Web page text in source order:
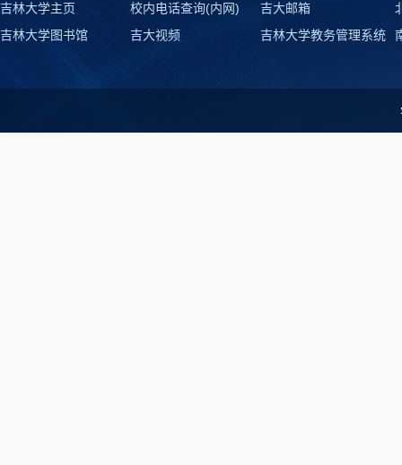
吉林大学主页
校内电话查询(内网)
吉大邮箱
吉林大学图书馆
吉大视频 吉林大学教务管理系统